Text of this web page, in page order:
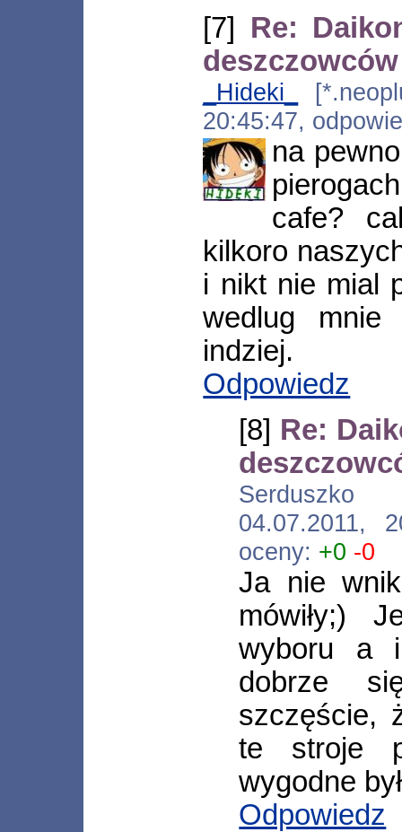
[7] Re:
deszczowców
_Hideki_
20:45:47,
na
cafe?
kilkoro
i nikt nie mial
wedlug mnie
indziej.
Odpowiedz
[8] Re:
04.07.2011,
oceny: +0 -0
Ja nie
mówiły;)
wyboru a i
dobrze
szczęście,
te stroje
wygodne
Odpowiedz